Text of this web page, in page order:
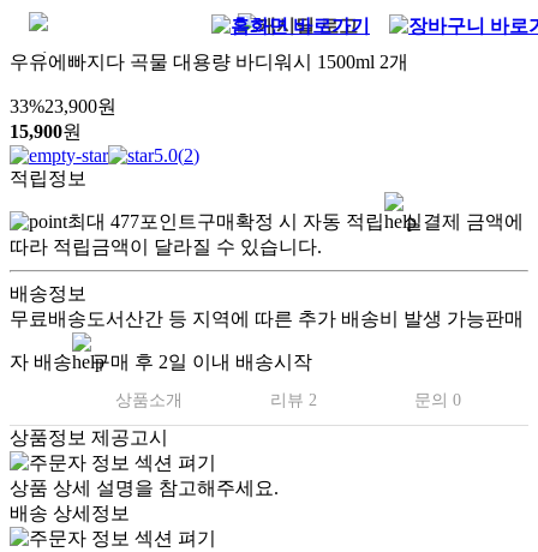
우유에빠지다 곡물 대용량 바디워시 1500ml 2개
33%23,900원
15,900원
5.0(2)
적립정보
최대 477포인트구매확정 시 자동 적립
실결제 금액에
따라 적립금액이 달라질 수 있습니다.
배송정보
무료배송도서산간 등 지역에 따른 추가 배송비 발생 가능판매
자 배송 구매 후 2일 이내 배송시작
상품소개 리뷰 2 문의 0
상품정보 제공고시
상품 상세 설명을 참고해주세요.
배송 상세정보